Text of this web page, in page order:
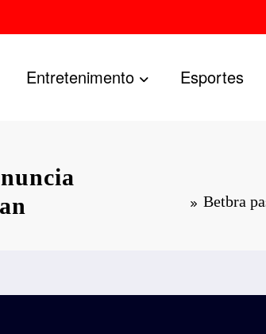
Entretenimento Esportes
Betbra